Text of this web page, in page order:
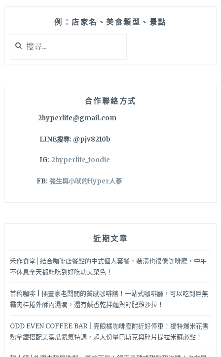
例：店家名、美食類型、景點
合作聯絡方式
2hyperlife@gmail.com
LINE搜尋: @pjv8210b
IG: 2hyperlife_foodie
FB: 強生與小吠的Hyper人蔘
近期文章
禾作食堂│結合咖啡店餐點的中式個人套餐，裝潢也很像咖啡廳，中午
不休息全天都能吃到好吃功夫菜色！
首稿咖啡 | 插畫家老闆開的質感咖啡館！一站式咖啡廳，可以吃到巨無
霸肉桂捲外酥內濕潤，還有鹹香乾拌麵與舒肥雞沙拉！
ODD EVEN COFFEE BAR | 亮眼橘咖啡廳附近好停車！獨特爆米花香
熱拿鐵搭配美濃瓜氮氣特調，超大份量巴斯克與碎片提拉米蘇必點！